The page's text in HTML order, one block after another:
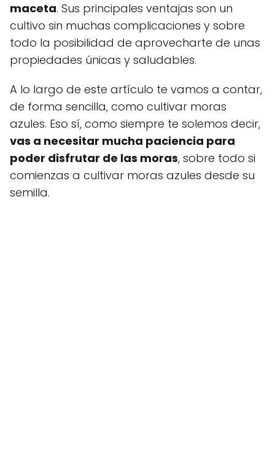
maceta. Sus principales ventajas son un
cultivo sin muchas complicaciones y sobre
todo la posibilidad de aprovecharte de unas
propiedades únicas y saludables.
A lo largo de este artículo te vamos a contar,
de forma sencilla, como cultivar moras
azules. Eso sí, como siempre te solemos decir,
vas a necesitar mucha paciencia para
poder disfrutar de las moras, sobre todo si
comienzas a cultivar moras azules desde su
semilla.